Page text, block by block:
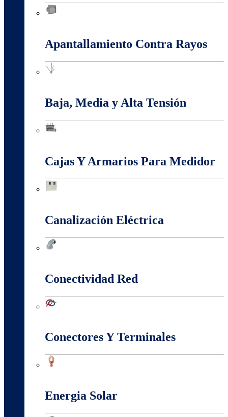
Apantallamiento Contra Rayos
Baja, Media y Alta Tensión
Cajas Y Armarios Para Medidor
Canalización Eléctrica
Conectividad Red
Conectores Y Terminales
Energia Solar